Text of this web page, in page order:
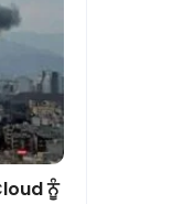
ਨੂੰ